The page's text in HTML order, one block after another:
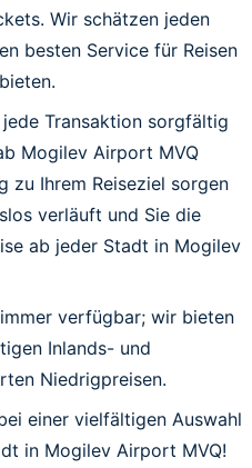
Wir schätzen jeden
besten Service für Reisen
Transaktion sorgfältig
Mogilev Airport MVQ
zu Ihrem Reiseziel sorgen
verläuft und Sie die
ab jeder Stadt in Mogilev
verfügbar; wir bieten
Inlands- und
Niedrigpreisen.
einer vielfältigen Auswahl
in Mogilev Airport MVQ!